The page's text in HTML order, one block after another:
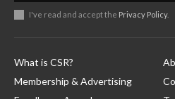
I've read and accept the Privacy Policy.
What is CSR?
Membership & Advertising